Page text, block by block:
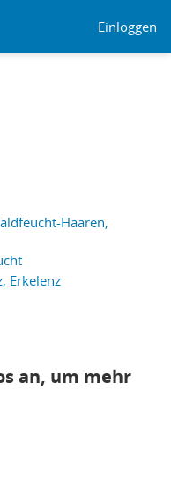
Einloggen
Haaren,
Erkelenz
an, um mehr